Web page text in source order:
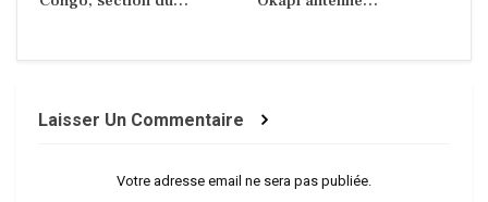
Laisser Un Commentaire
Votre adresse email ne sera pas publiée.